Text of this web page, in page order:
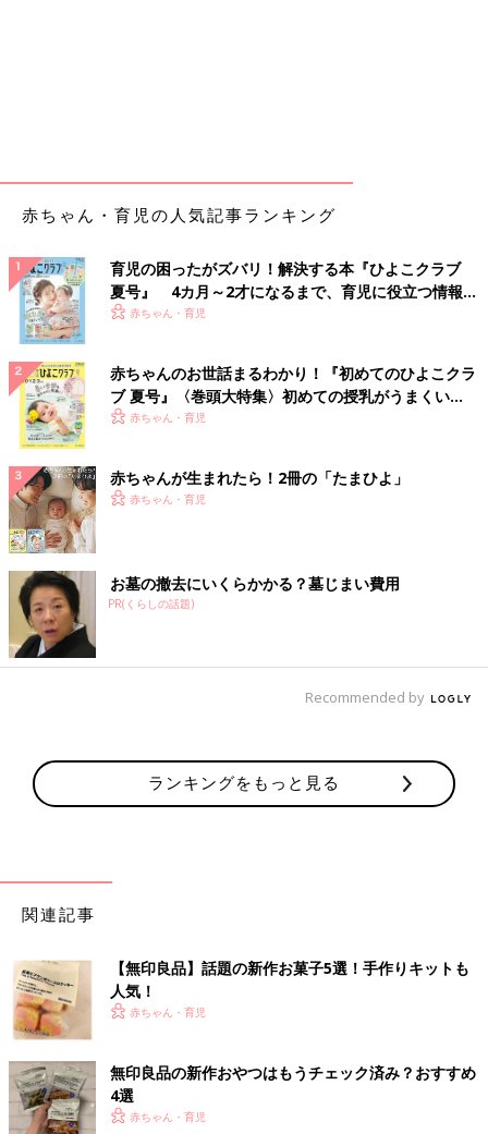
出典：Instagramアカウント「grand_jete_412」
Riekoさんは桜のクリームサンドクッキーを購入。毎年この時期
塩漬けが可愛らしいですね。
赤ちゃん・育児の人気記事ランキング
育児の困ったがズバリ！解決する本『ひよこクラブ
夏号』 4カ月～2才になるまで、育児に役立つ情報が
いっぱい！
赤ちゃん・育児
赤ちゃんのお世話まるわかり！『初めてのひよこクラ
ブ 夏号』〈巻頭大特集〉初めての授乳がうまくい
く！ おっぱい・ミルクの基本と夏のトラブル 解決テ
赤ちゃん・育児
赤ちゃんが生まれたら！2冊の「たまひよ」
赤ちゃん・育児
お墓の撤去にいくらかかる？墓じまい費用
PR(くらしの話題)
Recommended by
ランキングをもっと見る
関連記事
【無印良品】話題の新作お菓子5選！手作りキットも
人気！
赤ちゃん・育児
無印良品の新作おやつはもうチェック済み？おすすめ
4選
赤ちゃん・育児